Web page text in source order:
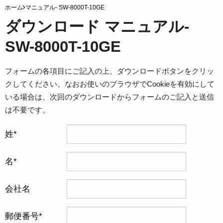
ホーム マニュアル- SW-8000T-10GE
ダウンロード マニュアル-
SW-8000T-10GE
フォームの各項目にご記入の上、ダウンロードボタンをクリッ
クしてください。なおお使いのブラウザでCookieを有効にして
いる場合は、次回のダウンロードからフォームのご記入と送信
は不要です。
姓
名
会社名
郵便番号